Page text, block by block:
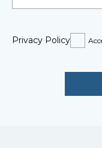
Privacy Policy